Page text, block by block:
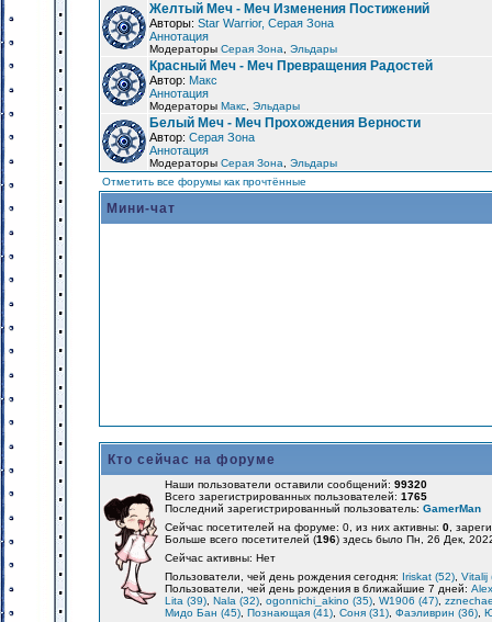
Желтый Меч - Меч Изменения Постижений
Авторы: Star Warrior, Серая Зона
Аннотация
Модераторы Серая Зона Эльдары
Красный Меч - Меч Превращения Радостей
Автор: Макс
Аннотация
Модераторы Макс Эльдары
Белый Меч - Меч Прохождения Верности
Автор: Серая Зона
Аннотация
Модераторы Серая Зона
Эльдары
Отметить все форумы как прочтённые
Мини-чат
Кто сейчас на форуме
Наши пользователи оставили сообщений: 99320
Всего зарегистрированных пользователей: 1765
Последний зарегистрированный пользователь: GamerMan
Сейчас посетителей на форуме: 0, из них активны: 0 ,
Больше всего посетителей (196) здесь было Пн, 26 Дек,
Сейчас активны: Нет
Пользователи, чей день рождения сегодня: Iriskat (52) Vitalij
Пользователи, чей день рождения в ближайшие 7 дней:
Lita (39) Nala (32) ogonnichi_akino (35) W1906 (47)
Мидо Бан (45) Познающая (41) Соня (31) Фаэливрин (36)